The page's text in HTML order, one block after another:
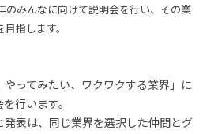
のみんなに向けて説明会を行い、その業
指します。
ってみたい、ワクワクする業界」に
行います。
表は、同じ業界を選択した仲間とグ